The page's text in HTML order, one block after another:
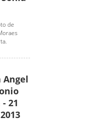
de
Angel
21